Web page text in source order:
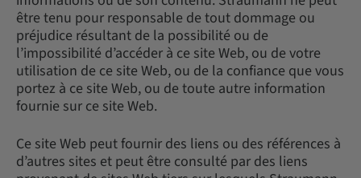
être tenu pour responsable de tout dommage ou
préjudice résultant de la possibilité ou de
l’impossibilité d’accéder à ce site Web, ou de votre
utilisation de ce site Web, ou de la confiance que vous
portez à ce site Web, ou de toute autre information
fournie sur ce site Web.
Ce site Web peut fournir des liens ou des références à
d’autres sites et peut être consulté par des liens